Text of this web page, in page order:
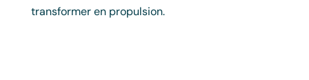
transformer en propulsion.